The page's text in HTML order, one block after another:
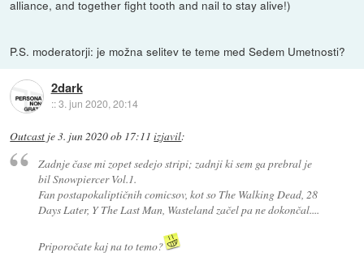
alliance, and together fight tooth and nail to stay alive!)
P.S. moderatorji: je možna selitev te teme med Sedem Umetnosti?
2dark
::3. jun 2020, 20:14
Outcast je3. jun 2020 ob 17:11 izjavil:
Zadnje čase mi zopet sedejo stripi; zadnji ki sem ga prebral je
bil Snowpiercer Vol.1.
Fan postapokaliptičnih comicsov, kot so The Walking Dead, 28
Days Later, Y The Last Man, Wasteland začel pa ne dokončal....
Priporočate kaj na to temo?